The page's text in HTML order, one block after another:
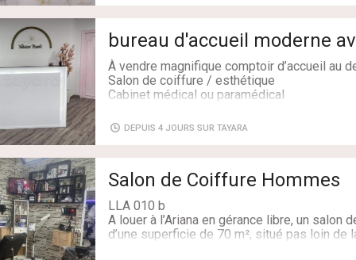
Soins mains & pieds🔸 Épilation corps🔸
💖 Profil recherché :✔ Sérieuse &
clientes✔ Hygiène irréprochable✔
salaire ou pourcentage .
bureau d'accueil moderne
À vendre magnifique comptoir d’accueil au
Salon de coiffure / esthétique
Cabinet médical ou paramédical
Dimension 1.70cm largeur /80cm
53668911
DEPUIS 4 JOURS SUR TAYARA
Salon de Coiffure Hommes
LLA 010 b
A louer à l’Ariana en gérance libre, un salon
d’une superficie de 70 m², situé pas loin de